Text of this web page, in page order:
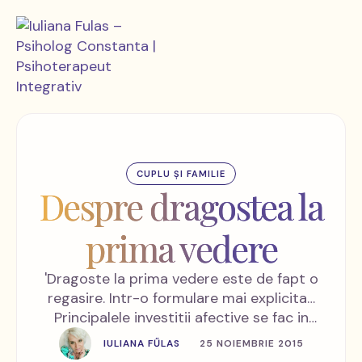
CUPLU ȘI FAMILIE
Despre dragostea la
prima vedere
'Dragoste la prima vedere este de fapt o
regasire. Intr-o formulare mai explicita…
Principalele investitii afective se fac in
copilarie. Copilul devine atasat de figurile
importante din copilaria lui, iar la varsta
IULIANA FŰLAS 25 NOIEMBRIE 2015